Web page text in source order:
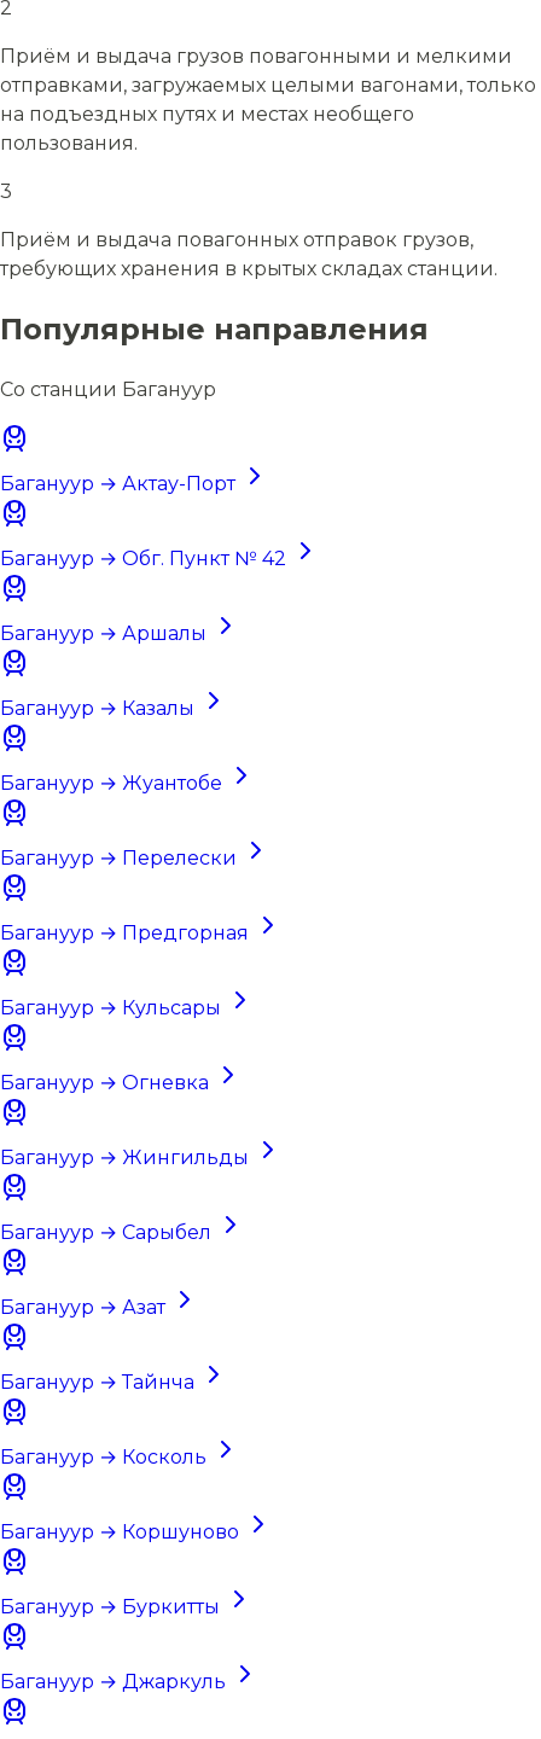
2
Приём и выдача грузов повагонными и мелкими
отправками, загружаемых целыми вагонами, только
на подъездных путях и местах необщего
пользования.
3
Приём и выдача повагонных отправок грузов,
требующих хранения в крытых складах станции.
Популярные направления
Со станции Багануур
Багануур → Актау-Порт
Багануур → Обг. Пункт № 42
Багануур → Аршалы
Багануур → Казалы
Багануур → Жуантобе
Багануур → Перелески
Багануур → Предгорная
Багануур → Кульсары
Багануур → Огневка
Багануур → Жингильды
Багануур → Сарыбел
Багануур → Азат
Багануур → Тайнча
Багануур → Коскoль
Багануур → Коршуново
Багануур → Буркитты
Багануур → Джаркуль